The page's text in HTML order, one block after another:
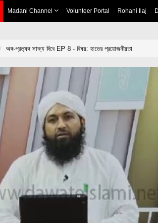
Madani Channel Volunteer Portal Rohani Ilaj
অঙ্গ-প্রত্যঙ্গ সাক্ষ্য দিবে EP 8 - বিষয়: হাতের প্রয়োজনীয়তা